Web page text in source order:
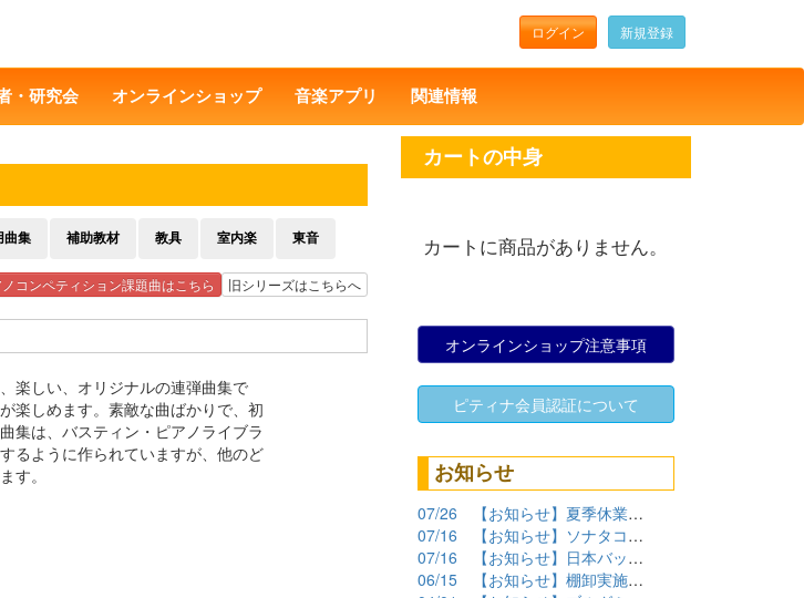
ログイン 新規登録
・研究会 オンラインショップ 音楽アプリ 関連情報
曲集 補助教材 教具 室内楽 東音
コンペティション課題曲はこちら 旧シリーズはこちらへ
楽しい、オリジナルの連弾曲集で
楽しめます。素敵な曲ばかりで、初
集は、バスティン・ピアノライブラ
るように作られていますが、他のど
す。
カートの中身
カートに商品がありません。
オンラインショップ注意事項
ピティナ会員認証について
お知らせ
07/26
【お知らせ】夏季休業期間について
07/16
【お知らせ】ソナタコンクール2026参加要項公開
07/16
【お知らせ】日本バッハコンクール2026参加要項公開
06/15
【お知らせ】棚卸実施に伴うショップ臨時休業について